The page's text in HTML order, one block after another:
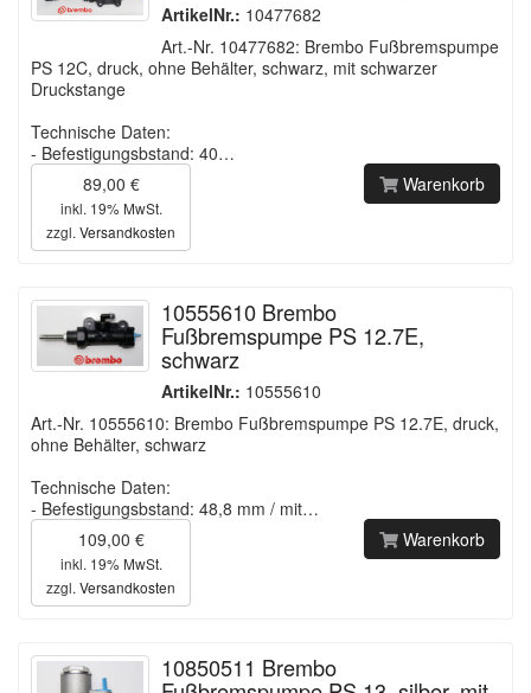
ArtikelNr.: 10477682
Art.-Nr. 10477682: Brembo Fußbremspumpe
PS 12C, druck, ohne Behälter, schwarz, mit schwarzer
Druckstange
Technische Daten:
- Befestigungsbstand: 40…
89,00 €
inkl. 19% MwSt.
zzgl. Versandkosten
Warenkorb
10555610 Brembo
Fußbremspumpe PS 12.7E,
schwarz
ArtikelNr.: 10555610
Art.-Nr. 10555610: Brembo Fußbremspumpe PS 12.7E, druck,
ohne Behälter, schwarz
Technische Daten:
- Befestigungsbstand: 48,8 mm / mit…
109,00 €
inkl. 19% MwSt.
zzgl. Versandkosten
Warenkorb
10850511 Brembo